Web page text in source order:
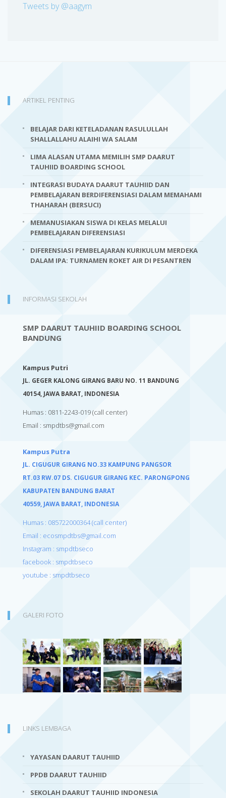
Tweets by @aagym
ARTIKEL PENTING
BELAJAR DARI KETELADANAN RASULULLAH
SHALLALLAHU ALAIHI WA SALAM
LIMA ALASAN UTAMA MEMILIH SMP DAARUT
TAUHIID BOARDING SCHOOL
INTEGRASI BUDAYA DAARUT TAUHIID DAN
PEMBELAJARAN BERDIFERENSIASI DALAM MEMAHAMI
THAHARAH (BERSUCI)
MEMANUSIAKAN SISWA DI KELAS MELALUI
PEMBELAJARAN DIFERENSIASI
DIFERENSIASI PEMBELAJARAN KURIKULUM MERDEKA
DALAM IPA: TURNAMEN ROKET AIR DI PESANTREN
INFORMASI SEKOLAH
SMP DAARUT TAUHIID BOARDING SCHOOL
BANDUNG
Kampus Putri
JL. GEGER KALONG GIRANG BARU NO. 11 BANDUNG
40154, JAWA BARAT, INDONESIA
Humas : 0811-2243-019(call center)
Email : smpdtbs@gmail.com
Kampus Putra
JL. CIGUGUR GIRANG NO.33 KAMPUNG PANGSOR
RT.03 RW.07 DS. CIGUGUR GIRANG KEC. PARONGPONG
KABUPATEN BANDUNG BARAT
40559, JAWA BARAT, INDONESIA
Humas : 085722000364 (call center)
Email : ecosmpdtbs@gmail.com
Instagram : smpdtbseco
facebook : smpdtbseco
youtube : smpdtbseco
GALERI FOTO
LINKS LEMBAGA
YAYASAN DAARUT TAUHIID
PPDB DAARUT TAUHIID
SEKOLAH DAARUT TAUHIID INDONESIA